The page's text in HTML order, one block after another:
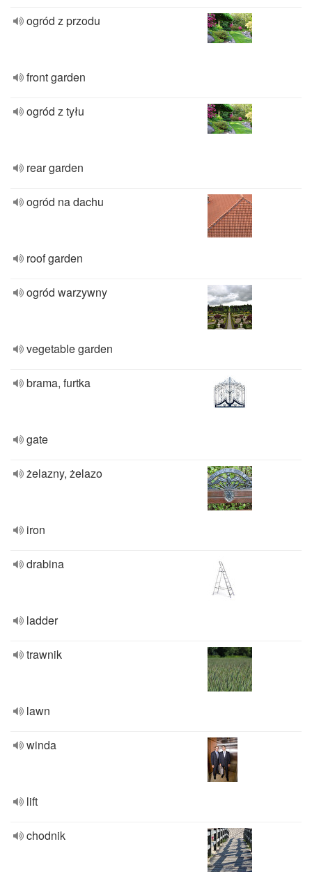
ogród z przodu
front garden
ogród z tyłu
rear garden
ogród na dachu
roof garden
ogród warzywny
vegetable garden
brama, furtka
gate
żelazny, żelazo
iron
drabina
ladder
trawnik
lawn
winda
lift
chodnik